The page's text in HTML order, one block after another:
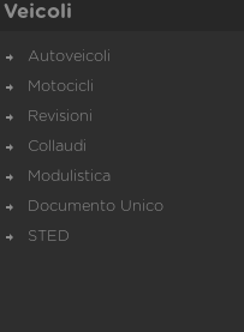
Veicoli
Autoveicoli
Motocicli
Revisioni
Collaudi
Modulistica
Documento Unico
STED